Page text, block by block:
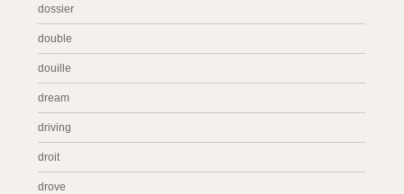
dossier
double
douille
dream
driving
droit
drove